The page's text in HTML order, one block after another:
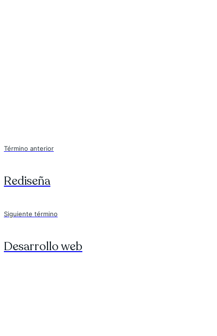
Término anterior
Rediseña
Siguiente término
Desarrollo web